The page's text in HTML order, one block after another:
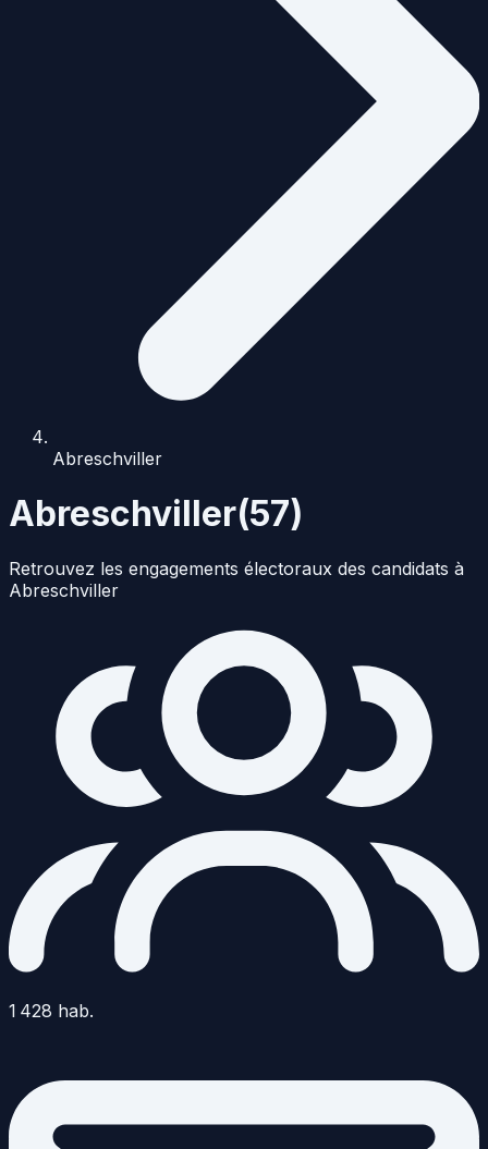
Abreschviller
Abreschviller(57)
Retrouvez les engagements électoraux des candidats à
Abreschviller
1 428 hab.